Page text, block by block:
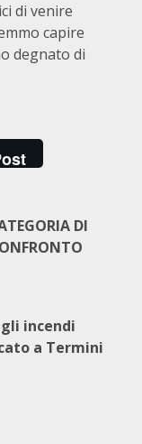
di venire
capire
degnato di
DI
incendi
a Termini